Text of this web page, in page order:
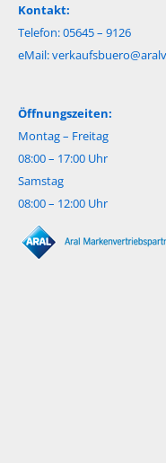
Kontakt:
Telefon: 05645 – 9126
eMail:
Öffnungszeiten:
Montag – Freitag
08:00 – 17:00 Uhr
Samstag
08:00 – 12:00 Uhr